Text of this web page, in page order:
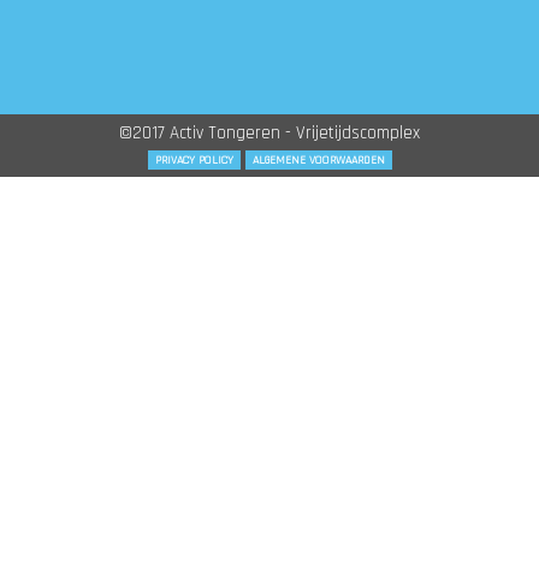
©2017 Activ Tongeren - Vrijetijdscomplex
PRIVACY POLICY ALGEMENE VOORWAARDEN